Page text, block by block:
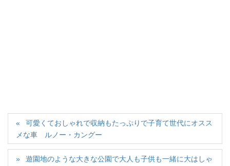
可愛くておしゃれで収納もたっぷりで子育て世代にオスス
メな車 ルノー・カングー
遊園地のような大きな公園で大人も子供も一緒に大はしゃ